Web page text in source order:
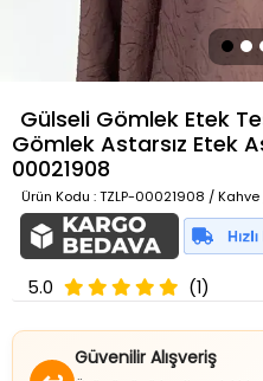
Gülseli Gömlek Etek
Gömlek Astarsız Etek
00021908
Ürün Kodu : TZLP-00021908 / Kahve
5.0 (1)